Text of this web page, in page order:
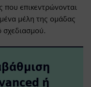
που επικεντρώνονται
μέλη της ομάδας
σχεδιασμού.
ή